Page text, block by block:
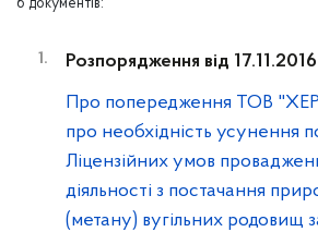
6 документів:
Розпорядження від
Про попередження ТОВ
про необхідність усунення
Ліцензійних умов
діяльності з постачання
(метану) вугільних родовищ